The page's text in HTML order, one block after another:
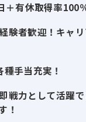
な手当あり｜
有休取得率100
＋有休取得率100
験者歓迎！キャ
手当充実！
戦力として活躍
！